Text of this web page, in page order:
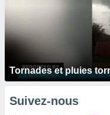
Tornades et pluies
Suivez-nous